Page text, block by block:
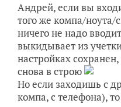
Андрей, если вы
того же компа/ноута/
ничего не надо
выкидывает из
настройках
снова в строю
Но если заходишь с
компа, с телефона),